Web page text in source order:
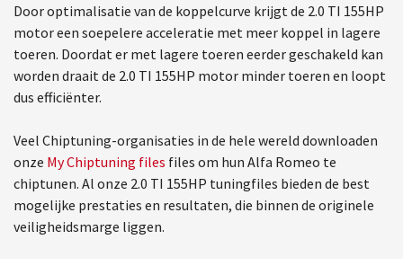
Door optimalisatie van de koppelcurve krijgt de 2.0 TI 155HP
motor een soepelere acceleratie met meer koppel in lagere
toeren. Doordat er met lagere toeren eerder geschakeld kan
worden draait de 2.0 TI 155HP motor minder toeren en loopt
dus efficiënter.
Veel Chiptuning-organisaties in de hele wereld downloaden
onze My Chiptuning files files om hun Alfa Romeo te
chiptunen. Al onze 2.0 TI 155HP tuningfiles bieden de best
mogelijke prestaties en resultaten, die binnen de originele
veiligheidsmarge liggen.